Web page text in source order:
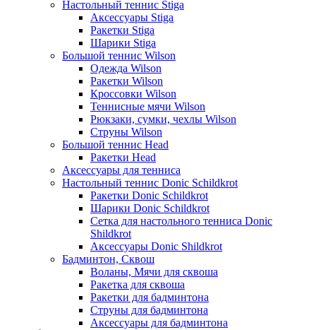
Настольный теннис Stiga
Аксессуары Stiga
Ракетки Stiga
Шарики Stiga
Большой теннис Wilson
Одежда Wilson
Ракетки Wilson
Кроссовки Wilson
Теннисные мячи Wilson
Рюкзаки, сумки, чехлы Wilson
Струны Wilson
Большой теннис Head
Ракетки Head
Аксессуары для тенниса
Настольный теннис Donic Schildkrot
Ракетки Donic Schildkrot
Шарики Donic Schildkrot
Сетка для настольного тенниса Donic
Shildkrot
Аксессуары Donic Shildkrot
Бадминтон, Сквош
Воланы, Мячи для сквоша
Ракетка для сквоша
Ракетки для бадминтона
Струны для бадминтона
Аксессуары для бадминтона